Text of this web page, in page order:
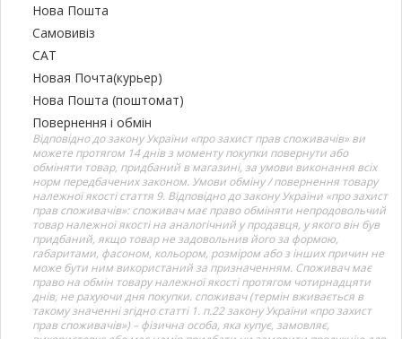
Нова Пошта
Самовивіз
САТ
Новая Почта(курьер)
Нова Пошта (поштомат)
Повернення і обмін
Відповідно до закону України «про захист прав споживачів» ви
можете протягом 14 днів з моменту покупки повернути або
обміняти товар, придбаний в магазині, за умови виконання всіх
норм передбачених законом. Умови обміну / повернення товару
належної якості стаття 9. Відповідно до закону України «про захист
прав споживачів»: споживач має право обміняти непродовольчий
товар належної якості на аналогічний у продавця, у якого він був
придбаний, якщо товар не задовольнив його за формою,
габаритами, фасоном, кольором, розміром або з інших причин не
може бути ним використаний за призначенням. Споживач має
право на обмін товару належної якості протягом чотирнадцяти
днів, не рахуючи дня покупки. споживач (термін вживається в
такому значенні згідно статті 1. п.22 закону України «про захист
прав споживачів») – фізична особа, яка купує, замовляє,